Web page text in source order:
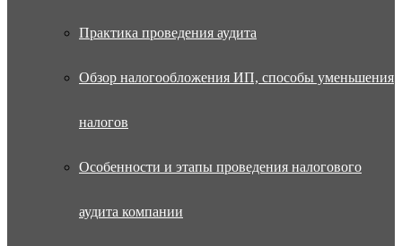
Практика проведения аудита
Обзор налогообложения ИП, способы уменьшения
налогов
Особенности и этапы проведения налогового
аудита компании